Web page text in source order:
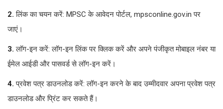
2. लिंक का चयन करें: MPSC के आवेदन पोर्टल, mpsconline.gov.in पर
जाएं।
3.लॉग-इन करें: लॉग-इन लिंक पर क्लिक करें और अपने पंजीकृत मोबाइल नंबर या
ईमेल आईडी और पासवर्ड से लॉग-इन करें।
4.प्रवेश पत्र डाउनलोड करें: लॉग-इन करने के बाद उम्मीदवार अपना प्रवेश पत्र
डाउनलोड और प्रिंट कर सकते हैं।